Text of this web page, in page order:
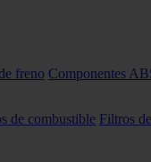
freno Componentes
de combustible Filtros